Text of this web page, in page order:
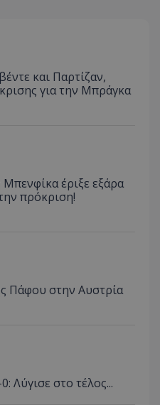
και Παρτίζαν,
για την Μπράγκα
έριξε εξάρα
πρόκριση!
Πάφου στην Αυστρία
Λύγισε στο τέλος...